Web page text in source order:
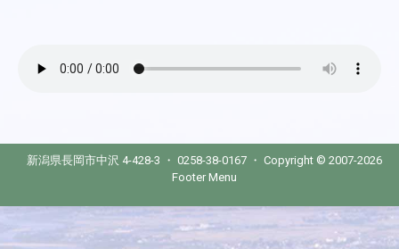
新潟県長岡市中沢 4-428-3 ・ 0258-38-0167 ・ Copyright © 2007-2026
Footer Menu